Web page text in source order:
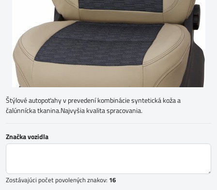
Štýlové autopoťahy v prevedení kombinácie syntetická koža a
čalúnnícka tkanina.Najvyšia kvalita spracovania.
Značka vozidla
Zostávajúci počet povolených znakov: 16